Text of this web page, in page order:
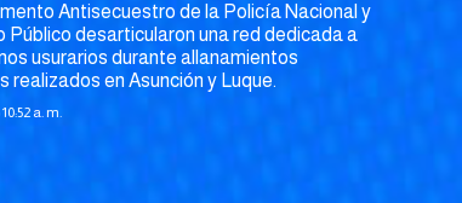
Antisecuestro de la Policía Nacional y
Público desarticularon una red dedicada a
usurarios durante allanamientos
realizados en Asunción y Luque.
a. m.